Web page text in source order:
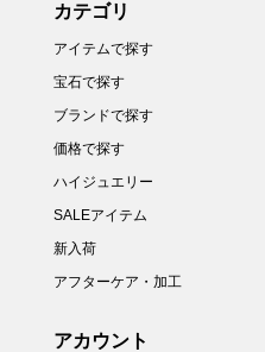
カテゴリ
アイテムで探す
宝石で探す
ブランドで探す
価格で探す
ハイジュエリー
SALEアイテム
新入荷
アフターケア・加工
アカウント